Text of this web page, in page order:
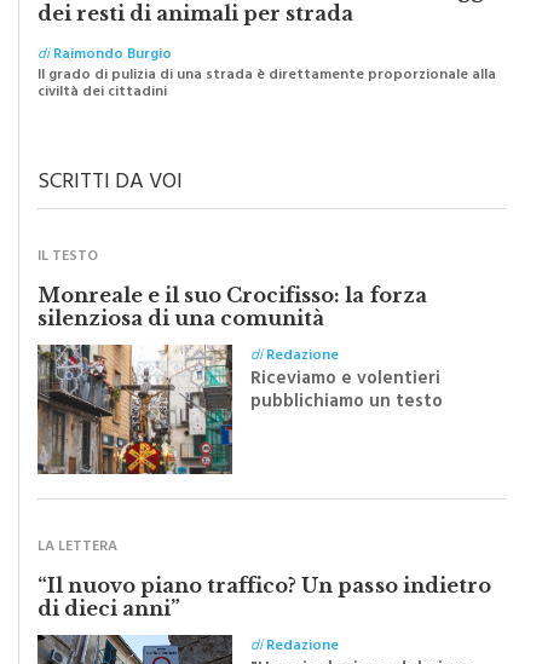
I “macellai” abusivi e l’abbandono selvaggio
dei resti di animali per strada
diRaimondo Burgio
SCRITTI DA VOI
IL TESTO
Monreale e il suo Crocifisso: la forza
silenziosa di una comunità
diRedazione
Riceviamo e volentieri
Sapienza all'indomani della
LA LETTERA
“Il nuovo piano traffico? Un passo indietro
di dieci anni”